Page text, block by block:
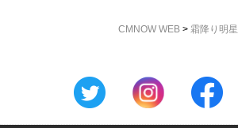
CMNOW WEB> 霜降り明星